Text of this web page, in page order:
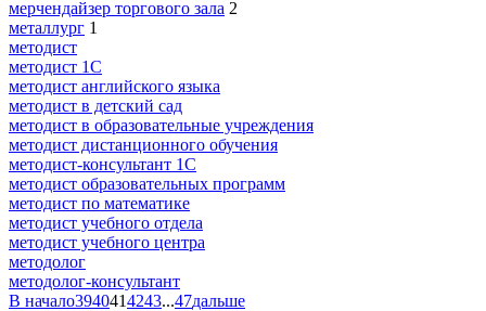
мерчендайзер торгового зала 2
металлург 1
методист
методист 1С
методист английского языка
методист в детский сад
методист в образовательные учреждения
методист дистанционного обучения
методист-консультант 1С
методист образовательных программ
методист по математике
методист учебного отдела
методист учебного центра
методолог
методолог-консультант
В начало3940414243...47дальше